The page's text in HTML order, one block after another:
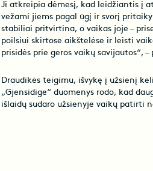
Ji atkreipia dėmesį, kad leidžiantis į
vežami jiems pagal ūgį ir svorį
stabiliai pritvirtina, o vaikas joje –
poilsiui skirtose aikštelėse ir leisti
prisidės prie geros vaikų savijautos“,
Draudikės teigimu, išvykę į užsienį
„Gjensidige“ duomenys rodo, kad
išlaidų sudaro užsienyje vaikų patirti